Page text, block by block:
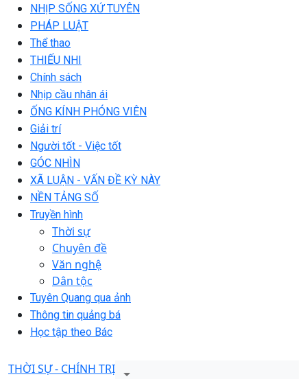
NHỊP SỐNG XỨ TUYÊN
PHÁP LUẬT
Thể thao
THIẾU NHI
Chính sách
Nhịp cầu nhân ái
ỐNG KÍNH PHÓNG VIÊN
Giải trí
Người tốt - Việc tốt
GÓC NHÌN
XÃ LUẬN - VẤN ĐỀ KỲ NÀY
NỀN TẢNG SỐ
Truyền hình
Thời sự
Chuyên đề
Văn nghệ
Dân tộc
Tuyên Quang qua ảnh
Thông tin quảng bá
Học tập theo Bác
THỜI SỰ - CHÍNH TRỊ